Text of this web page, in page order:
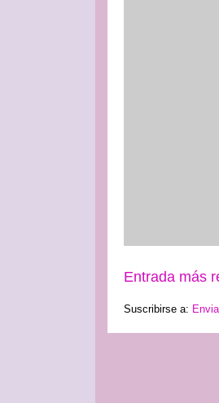
Entrada más
Suscribirse a: